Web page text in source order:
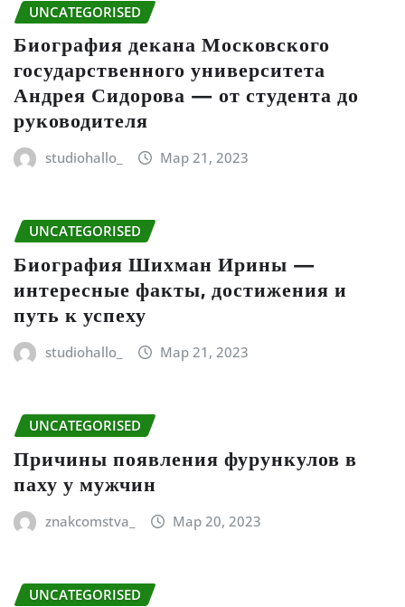
UNCATEGORISED
Биография декана Московского
государственного университета
Андрея Сидорова — от студента до
руководителя
studiohallo_ Мар 21, 2023
UNCATEGORISED
Биография Шихман Ирины —
интересные факты, достижения и
путь к успеху
studiohallo_ Мар 21, 2023
UNCATEGORISED
Причины появления фурункулов в
паху у мужчин
znakcomstva_ Мар 20, 2023
UNCATEGORISED